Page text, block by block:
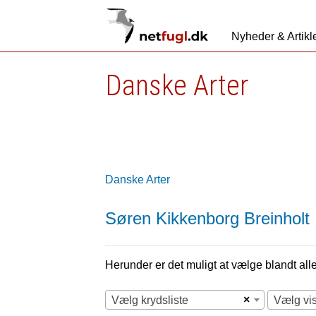
Nyheder &
Danske Arter
Danske Arter
Søren Kikkenborg Breinholt
Herunder er det muligt at vælge blandt
×
Vælg krydsliste Vælg